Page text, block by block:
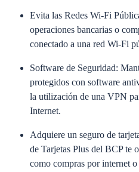
Evita las Redes Wi-Fi
operaciones bancarias o
conectado a una red Wi-Fi
Software de Seguridad:
protegidos con software
la utilización de una VPN
Internet.
Adquiere un seguro de
de Tarjetas Plus del BCP te
como compras por internet